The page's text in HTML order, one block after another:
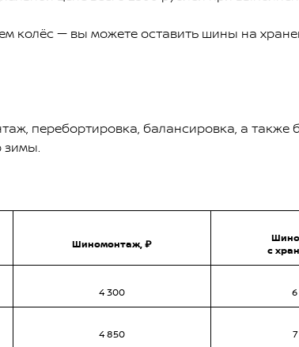
колёс — вы можете оставить шины на
перебортировка, балансировка, а также
зимы.
Шиномонтаж, ₽
с
4 300
4 850